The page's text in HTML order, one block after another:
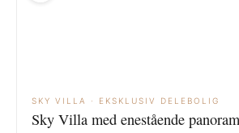
SKY VILLA · EKSKLUSIV DELEBOLIG
Sky Villa med enestående